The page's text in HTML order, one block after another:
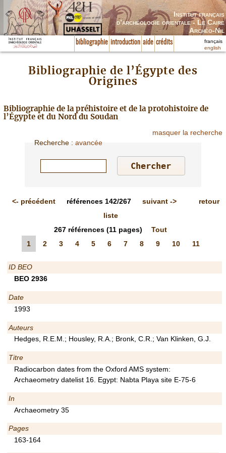
Institut français
d’archéologie orientale - Le Caire
Archéo-Nil
bibliographie introduction aide crédits
français
english
Bibliographie de l’Égypte des
Origines
Bibliographie de la préhistoire et de la protohistoire de
l’Égypte et du Nord du Soudan
masquer la recherche
Recherche :avancée
<- précédent références142/267 suivant->
retour
liste
267 références (11 pages)
Tout
1
2 3 4 5 6 7 8 9 10 11
ID BEO
BEO 2936
Date
1993
Auteurs
Hedges, R.E.M.; Housley, R.A.; Bronk, C.R.; Van Klinken, G.J.
Titre
Radiocarbon dates from the Oxford AMS system:
Archaeometry datelist 16. Egypt: Nabta Playa site E-75-6
In
Archaeometry 35
Pages
163-164